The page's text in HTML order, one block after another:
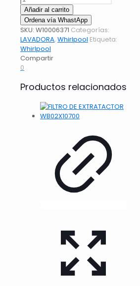
Añadir al carrito
Ordena vía WhastApp
SKU: W10006371 Categorías:
LAVADORA, Whirlpool Etiqueta:
Whirlpool
Compartir
0
Productos relacionados